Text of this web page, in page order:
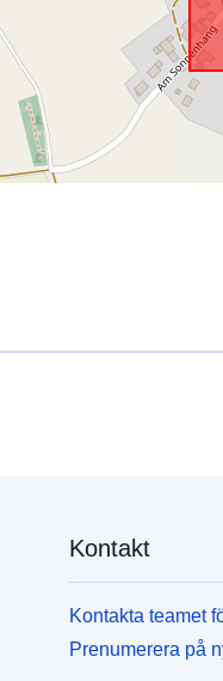
Kontakt
Kontakta teamet
Prenumerera på